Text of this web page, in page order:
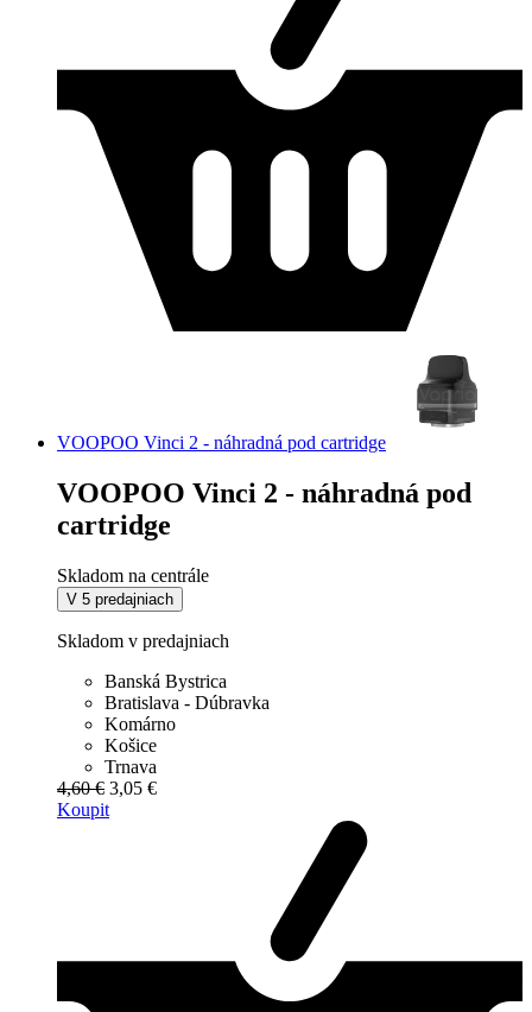
VOOPOO Vinci 2 - náhradná pod cartridge
VOOPOO Vinci 2 - náhradná pod
cartridge
Skladom na centrále
V 5 predajniach
Skladom v predajniach
Banská Bystrica
Bratislava - Dúbravka
Komárno
Košice
Trnava
4,60 € 3,05 €
Koupit